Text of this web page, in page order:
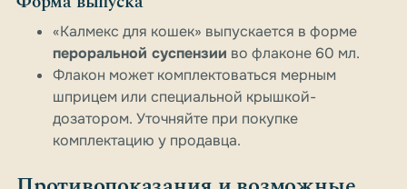
«Калмекс для кошек» выпускается в форме
пероральной суспензии во флаконе 60 мл.
Флакон может комплектоваться мерным
шприцем или специальной крышкой-
дозатором. Уточняйте при покупке
комплектацию у продавца.